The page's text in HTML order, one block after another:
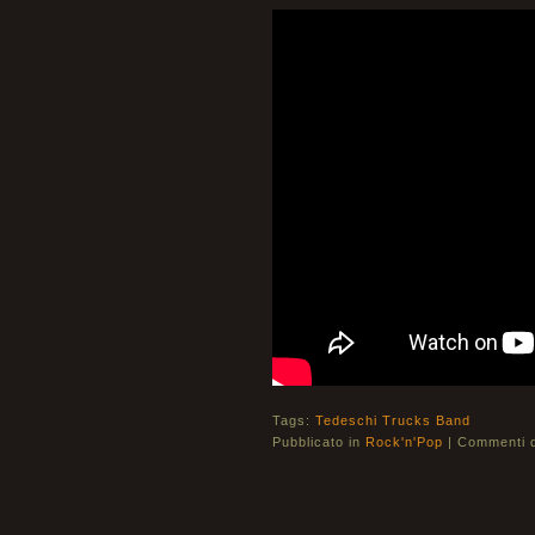
Tags: Tedeschi Trucks Band
Pubblicato in Rock'n'Pop | Commenti